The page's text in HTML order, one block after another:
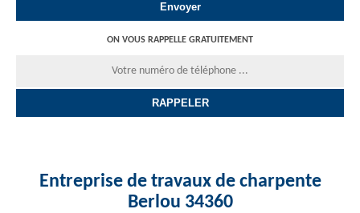
ON VOUS RAPPELLE GRATUITEMENT
Entreprise de travaux de charpente
Berlou 34360